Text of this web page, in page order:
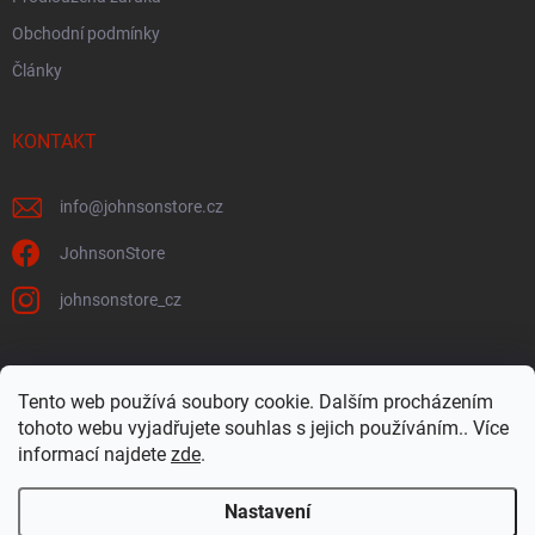
Tento web používá soubory cookie. Dalším procházením
tohoto webu vyjadřujete souhlas s jejich používáním.. Více
informací najdete zde.
Nastavení
Obchodní podmínky
Články
KONTAKT
info@johnsonstore.cz
JohnsonStore
johnsonstore_cz
Johnson Health Tech CZ & SK Johnsonstore.sk